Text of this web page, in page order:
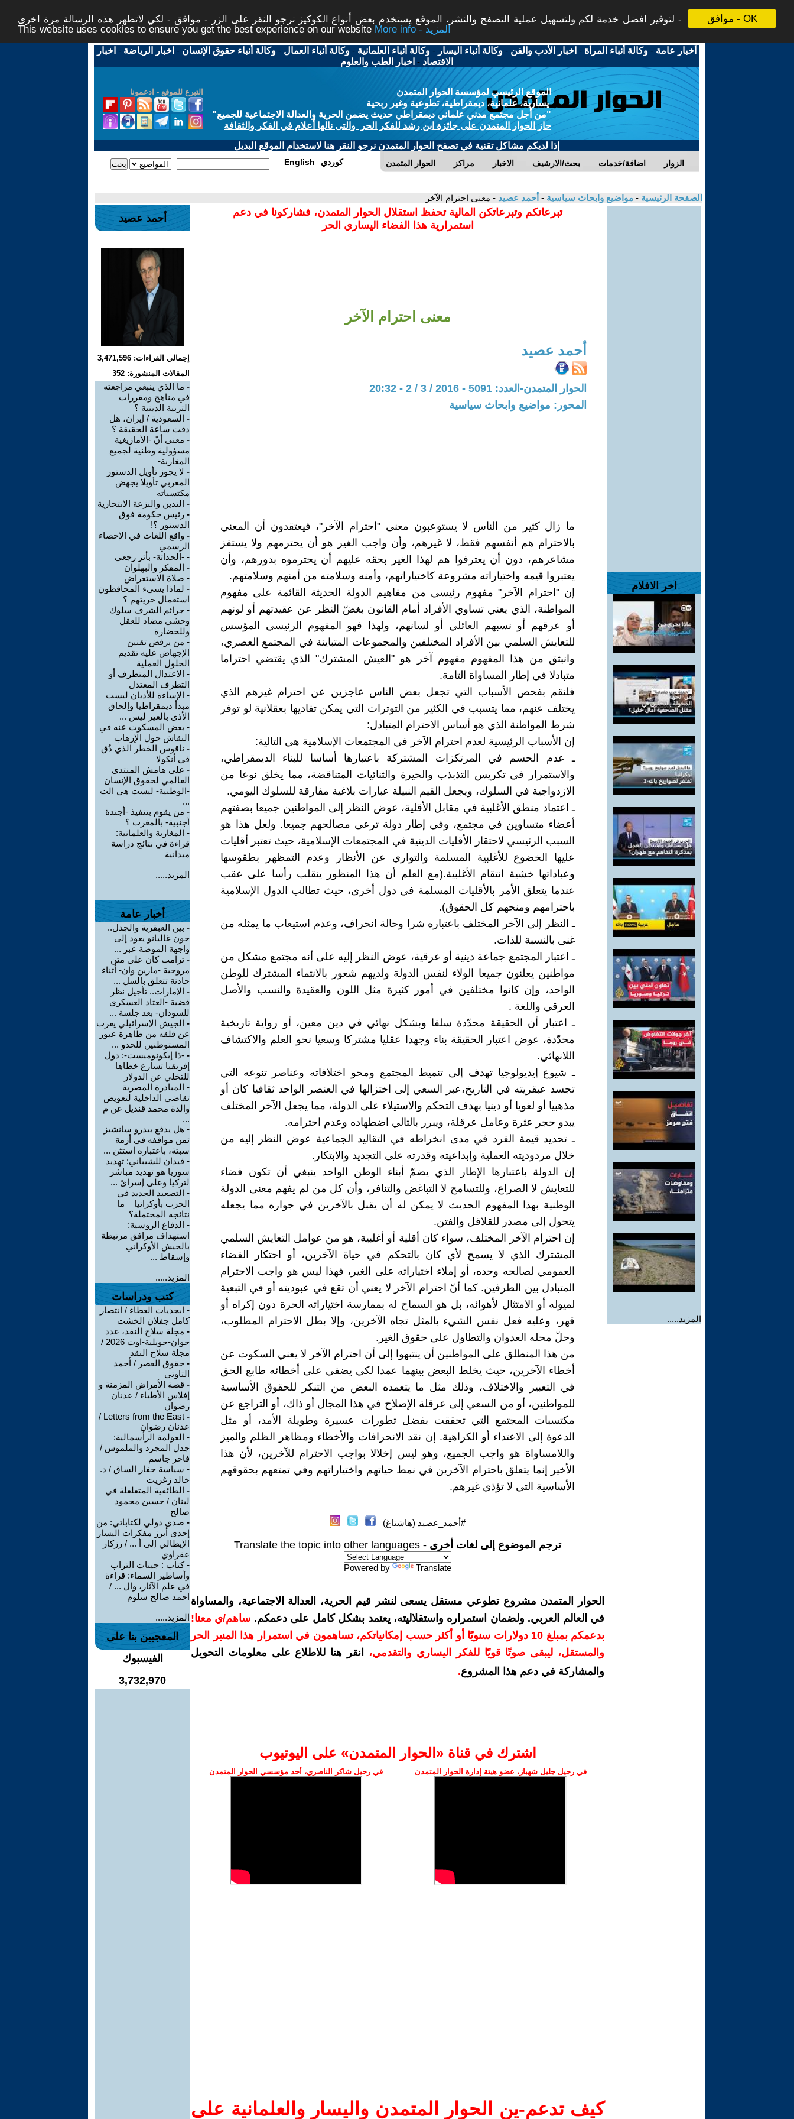
موافق - OK
لتوفير افضل خدمة لكم ولتسهيل عملية التصفح والنشر، الموقع يستخدم بعض أنواع الكوكيز نرجو النقر على الزر - موافق - لكي لاتظهر هذه الرسالة مرة اخرى -
This website uses cookies to ensure you get the best experience on our website
More info - المزيد
أخبار عامة -وكالة أنباء المرأة - اخبار الأدب والفن -وكالة أنباء اليسار -وكالة أنباء العلمانية -وكالة أنباء العمال -وكالة أنباء حقوق الإنسان - اخبار الرياضة - اخبار
الاقتصاد - اخبار الطب والعلوم
التبرع للموقع - ادعمونا
الموقع الرئيسي لمؤسسة الحوار المتمدن
يسارية، علمانية، ديمقراطية، تطوعية وغير ربحية
"من أجل مجتمع مدني علماني ديمقراطي حديث يضمن الحرية والعدالة الاجتماعية للجميع"
حاز الحوار المتمدن على جائزة ابن رشد للفكر الحر والتى نالها أعلام في الفكر والثقافة
إذا لديكم مشاكل تقنية في تصفح الحوار المتمدن نرجو النقر هنا لاستخدام الموقع البديل
الحوار المتمدن مراكز الاخبار بحث/الارشيف اضافة/خدمات الزوار English كوردي
الصفحة الرئيسية - مواضيع وابحاث سياسية - أحمد عصيد - معنى احترام الآخر
اخر الافلام
المزيد.....
تبرعاتكم وتبرعاتكن المالية تحفظ استقلال الحوار المتمدن، فشاركونا في دعم
استمرارية هذا الفضاء اليساري الحر
معنى احترام الآخر
أحمد عصيد
الحوار المتمدن-العدد: 5091 - 2016 / 3 / 2 - 20:32
المحور: مواضيع وابحاث سياسية
ما زال كثير من الناس لا يستوعبون معنى "احترام الآخر"، فيعتقدون أن المعني
بالاحترام هم أنفسهم فقط، لا غيرهم، وأن واجب الغير هو أن يحترمهم ولا يستفز
مشاعرهم، دون أن يعترفوا هم لهذا الغير بحقه عليهم أن يحترموه بدورهم، وأن
يعتبروا قيمه واختياراته مشروعة كاختياراتهم، وأمنه وسلامته من أمنهم وسلامتهم.
إن "احترام الآخر" مفهوم رئيسي من مفاهيم الدولة الحديثة القائمة على مفهوم
المواطنة، الذي يعني تساوي الأفراد أمام القانون بغضّ النظر عن عقيدتهم أو لونهم
أو عرقهم أو نسبهم العائلي أو لسانهم، ولهذا فهو المفهوم الرئيسي المؤسس
للتعايش السلمي بين الأفراد المختلفين والمجموعات المتباينة في المجتمع العصري،
وانبثق من هذا المفهوم مفهوم آخر هو "العيش المشترك" الذي يقتضي احتراما
متبادلا في إطار المساواة التامة.
فلنقم بفحص الأسباب التي تجعل بعض الناس عاجزين عن احترام غيرهم الذي
يختلف عنهم، مما يتسبب في الكثير من التوترات التي يمكن تفاديها بعقلانية لو توفر
شرط المواطنة الذي هو أساس الاحترام المتبادل:
إن الأسباب الرئيسية لعدم احترام الآخر في المجتمعات الإسلامية هي التالية:
ـ عدم الحسم في المرتكزات المشتركة باعتبارها أساسا للبناء الديمقراطي،
والاستمرار في تكريس التذبذب والحيرة والثنائيات المتناقضة، مما يخلق نوعا من
الازدواجية في السلوك، ويجعل القيم النبيلة عبارات بلاغية مفارقة للسلوك اليومي.
ـ اعتماد منطق الأغلبية في مقابل الأقلية، عوض النظر إلى المواطنين جميعا بصفتهم
أعضاء متساوين في مجتمع، وفي إطار دولة ترعى مصالحهم جميعا. ولعل هذا هو
السبب الرئيسي لاحتقار الأقليات الدينية في المجتمعات الإسلامية، حيث تعتبر أقليات
عليها الخضوع للأغلبية المسلمة والتواري عن الأنظار وعدم التمظهر بطقوسها
وعباداتها خشية انتقام الأغلبية.(مع العلم أن هذا المنظور ينقلب رأسا على عقب
عندما يتعلق الأمر بالأقليات المسلمة في دول أخرى، حيث تطالب الدول الإسلامية
باحترامهم ومنحهم كل الحقوق).
ـ النظر إلى الآخر المختلف باعتباره شرا وحالة انحراف، وعدم استيعاب ما يمثله من
غنى بالنسبة للذات.
ـ اعتبار المجتمع جماعة دينية أو عرقية، عوض النظر إليه على أنه مجتمع مشكل من
مواطنين يعلنون جميعا الولاء لنفس الدولة ولديهم شعور بالانتماء المشترك للوطن
الواحد، وإن كانوا مختلفين في أمور كثيرة مثل اللون والعقيدة والنسب والأصل
العرقي واللغة .
ـ اعتبار أن الحقيقة محدّدة سلفا وبشكل نهائي في دين معين، أو رواية تاريخية
محدّدة، عوض اعتبار الحقيقة بناء وجهدا عقليا مشتركا وسعيا نحو العلم والاكتشاف
اللانهائي.
ـ شيوع إيديولوجيا تهدف إلى تنميط المجتمع ومحو اختلافاته وعناصر تنوعه التي
تجسد عبقريته في التاريخ،عبر السعي إلى اختزالها في العنصر الواحد ثقافيا كان أو
مذهبيا أو لغويا أو دينيا بهدف التحكم والاستيلاء على الدولة، مما يجعل الآخر المختلف
يبدو حجر عثرة وعامل عرقلة، ويبرر بالتالي اضطهاده وعدم احترامه.
ـ تحديد قيمة الفرد في مدى انخراطه في التقاليد الجماعية عوض النظر إليه من
خلال مردوديته العملية وإبداعيته وقدرته على التجديد والابتكار.
إن الدولة باعتبارها الإطار الذي يضمّ أبناء الوطن الواحد ينبغي أن تكون فضاء
للتعايش لا الصراع، وللتسامح لا التباغض والتنافر، وأن كل من لم يفهم معنى الدولة
الوطنية بهذا المفهوم الحديث لا يمكن له أن يقبل بالآخرين في جواره مما يجعله
يتحول إلى مصدر للقلاقل والفتن.
إن احترام الآخر المختلف، سواء كان أقلية أو أغلبية، هو من عوامل التعايش السلمي
المشترك الذي لا يسمح لأي كان بالتحكم في حياة الآخرين، أو احتكار الفضاء
العمومي لصالحه وحده، أو إملاء اختياراته على الغير، فهذا ليس هو واجب الاحترام
المتبادل بين الطرفين. كما أنّ احترام الآخر لا يعني أن تقع في عبوديته أو في التبعية
لميوله أو الامتثال لأهوائه، بل هو السماح له بممارسة اختياراته الحرة دون إكراه أو
قهر، وعليه فعل نفس الشيء بالمثل تجاه الآخرين، وإلا بطل الاحترام المطلوب،
وحلّ محله العدوان والتطاول على حقوق الغير.
من هذا المنطلق على المواطنين أن ينتبهوا إلى أن احترام الآخر لا يعني السكوت عن
أخطاء الآخرين، حيث يخلط البعض بينهما عمدا لكي يضفي على أخطائه طابع الحق
في التعبير والاختلاف، وذلك مثل ما يتعمده البعض من التنكر للحقوق الأساسية
للمواطنين، أو من السعي إلى عرقلة الإصلاح في هذا المجال أو ذاك، أو التراجع عن
مكتسبات المجتمع التي تحققت بفضل تطورات عسيرة وطويلة الأمد، أو مثل
الدعوة إلى الاعتداء أو الكراهية. إن نقد الانحرافات والأخطاء ومظاهر الظلم والميز
واللامساواة هو واجب الجميع، وهو ليس إخلالا بواجب الاحترام للآخرين، لأن هذا
الأخير إنما يتعلق باحترام الآخرين في نمط حياتهم واختياراتهم وفي تمتعهم بحقوقهم
الأساسية التي لا تؤذي غيرهم.
#أحمد_عصيد (هاشتاغ)
ترجم الموضوع إلى لغات أخرى - Translate the topic into other languages
Powered by Translate
الحوار المتمدن مشروع تطوعي مستقل يسعى لنشر قيم الحرية، العدالة الاجتماعية، والمساواة
في العالم العربي. ولضمان استمراره واستقلاليته، يعتمد بشكل كامل على دعمكم. ساهم/ي معنا!
بدعمكم بمبلغ 10 دولارات سنويًا أو أكثر حسب إمكانياتكم، تساهمون في استمرار هذا المنبر الحر
والمستقل، ليبقى صوتًا قويًا للفكر اليساري والتقدمي،
انقر هنا للاطلاع على معلومات التحويل
والمشاركة في دعم هذا المشروع.
اشترك في قناة ‫«الحوار المتمدن» على اليوتيوب
في رحيل جليل شهباز، عضو هيئة إدارة الحوار المتمدن في رحيل شاكر الناصري، أحد مؤسسي الحوار المتمدن
كيف تدعم-ين الحوار المتمدن واليسار والعلمانية على
أحمد عصيد
إجمالي القراءات: 3,471,596
المقالات المنشورة: 352
- ما الذي ينبغي مراجعته
في مناهج ومقررات
التربية الدينية ؟
- السعودية / إيران، هل
دقت ساعة الحقيقة ؟
- معنى أنّ -الأمازيغية
مسؤولية وطنية لجميع
المغاربة-
- لا يجوز تأويل الدستور
المغربي تأويلا يجهض
مكتسباته
- التدين والنزعة الانتحارية
- رئيس حكومة فوق
الدستور ؟!
- واقع اللغات في الإحصاء
الرسمي
- -الحداثة- بأثر رجعي
- المفكر والبهلوان
- صلاة الاستعراض
- لماذا يسيء المحافظون
استعمال حريتهم ؟
- جرائم الشرف سلوك
وحشي مضاد للعقل
وللحضارة
- من يرفض تقنين
الإجهاض عليه تقديم
الحلول العملية
- الاعتدال المتطرف أو
التطرف المعتدل
- الإساءة للأديان ليست
مبدأ ديمقراطيا وإلحاق
الأذى بالغير ليس ...
- بعض المسكوت عنه في
النقاش حول الإرهاب
- ناقوس الخطر الذي دُق
في أنكولا
- على هامش المنتدى
العالمي لحقوق الإنسان
-الوطنية- ليست هي الت
...
- من يقوم بتنفيذ -أجندة
أجنبية- بالمغرب ؟
- المغاربة والعلمانية:
قراءة في نتائج دراسة
ميدانية
المزيد.....
أخبار عامة
- بين العبقرية والجدل..
جون غاليانو يعود إلى
واجهة الموضة عبر ...
- ترامب كان على متن
مروحية -مارين وان- أثناء
حادثة تتعلق بالسل ...
- الإمارات.. تأجيل نظر
قضية -العتاد العسكري
للسودان- بعد جلسة ...
- الجيش الإسرائيلي يعرب
عن قلقه من ظاهرة عبور
المستوطنين للحدو ...
- -ذا إيكونوميست-: دول
إفريقيا تسارع خطاها
للتخلي عن الدولار
- المبادرة المصرية
تقاضي الداخلية لتعويض
والدة محمد قنديل عن م
...
- هل يدفع بيدرو سانشيز
ثمن مواقفه في أزمة
سبتة، باعتباره استثن ...
- فيدان للشيباني: تهديد
سوريا هو تهديد مباشر
لتركيا وعلى إسرائ ...
- التصعيد الجديد في
الحرب بأوكرانيا – ما
نتائجه المحتملة؟
- الدفاع الروسية:
استهداف مرافق مرتبطة
بالجيش الأوكراني
وإسقاط ...
المزيد.....
كتب ودراسات
- ابجديات العطاء / انتصار
كامل جفلان الخشت
- مجلة سلاح النقد، عدد
جوان-جويلية-اوت 2026 /
مجلة سلاح النقد
- حقوق العصر / أحمد
التاوتي
- قصة الأمراض المزمنة و
إفلاس الأطباء / عدنان
رضوان
-
Letters from the East /
عدنان رضوان
- العولمة الرأسمالية:
جدل المجرد والملموس /
فاخر جاسم
- سياسة حفار الساق / د.
خالد زغريت
- الطائفية المتغلغلة في
لبنان / حسين محمود
صالح
- صدى دولي لكتاباتي: من
إحدى أبرز مفكرات اليسار
الإيطالي إلى أ ... / رزكار
عقراوي
-كتاب : جينات التراب
وأساطير السماء: قراءة
في علم الآثار، وال ... /
احمد صالح سلوم
المزيد.....
المعجبين بنا على
الفيسبوك
3,732,970